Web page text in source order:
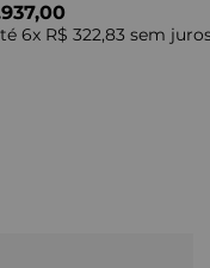
6x R$ 322,83 sem